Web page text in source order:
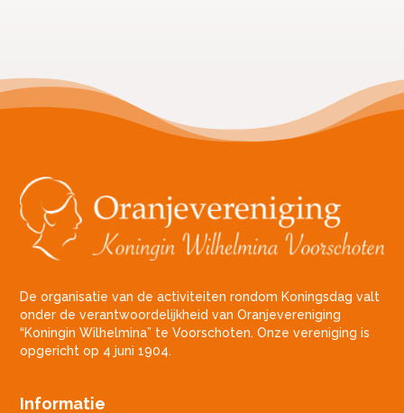
De organisatie van de activiteiten rondom Koningsdag valt
onder de verantwoordelijkheid van Oranjevereniging
“Koningin Wilhelmina” te Voorschoten. Onze vereniging is
opgericht op 4 juni 1904.
Informatie